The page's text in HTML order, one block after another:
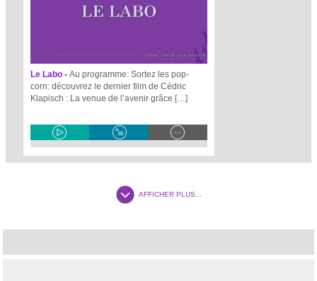
Le Labo - Au programme: Sortez les pop-
corn: découvrez le dernier film de Cédric
Klapisch : La venue de l’avenir grâce […]
AFFICHER PLUS...